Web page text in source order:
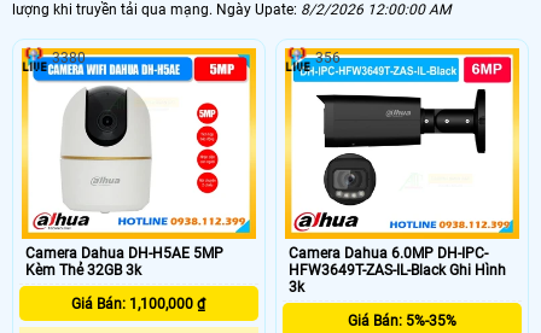
lượng khi truyền tải qua mạng. Ngày Upate: 8/2/2026 12:00:00 AM
Camera Dahua DH-H5AE 5MP
Kèm Thẻ 32GB 3k
Giá Bán: 1,100,000 ₫
3380
Camera Dahua 6.0MP DH-IPC-
HFW3649T-ZAS-IL-Black Ghi Hình
3k
Giá Bán: 5%-35%
356